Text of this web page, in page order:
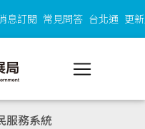
息訂閱 常見問答 台北通 更
服務系統